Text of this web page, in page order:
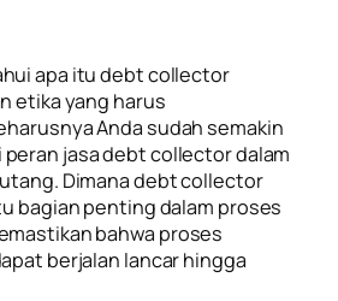
apa itu debt collector
etika yang harus
Anda sudah semakin
jasa debt collector dalam
Dimana debt collector
bagian penting dalam proses
bahwa proses
berjalan lancar hingga